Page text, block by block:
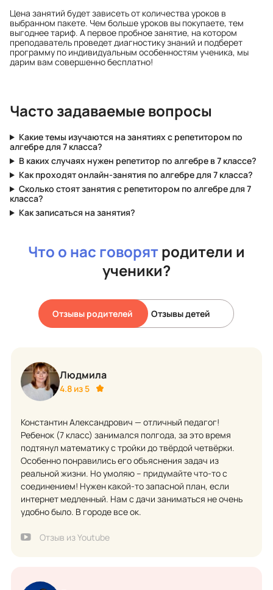
Цена занятий будет зависеть от количества уроков в
выбранном пакете. Чем больше уроков вы покупаете, тем
выгоднее тариф. А первое пробное занятие, на котором
преподаватель проведет диагностику знаний и подберет
программу по индивидуальным особенностям ученика, мы
дарим вам совершенно бесплатно!
Часто задаваемые вопросы
Какие темы изучаются на занятиях с репетитором по
алгебре для 7 класса?
В каких случаях нужен репетитор по алгебре в 7 классе?
Как проходят онлайн-занятия по алгебре для 7 класса?
Сколько стоят занятия с репетитором по алгебре для 7
класса?
Как записаться на занятия?
Что о нас говорятродители и
ученики?
Отзывы родителей Отзывы детей
Людмила
4.8 из 5
Константин Александрович — отличный педагог!
Ребенок (7 класс) занимался полгода, за это время
подтянул математику с тройки до твёрдой четвёрки.
Особенно понравились его объяснения задач из
реальной жизни. Но умоляю – придумайте что-то с
соединением! Нужен какой-то запасной план, если
интернет медленный. Нам с дачи заниматься не очень
удобно было. В городе все ок.
Отзыв из Youtube